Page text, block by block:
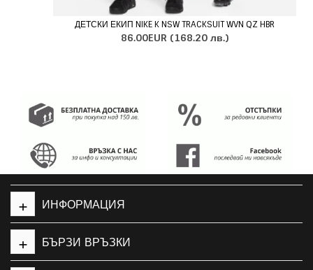
ДЕТСКИ ЕКИП NIKE K NSW TRACKSUIT WVN QZ HBR
86.00EUR (168.20 лв.)
ИНФОРМАЦИЯ
+
БЪРЗИ ВРЪЗКИ
+